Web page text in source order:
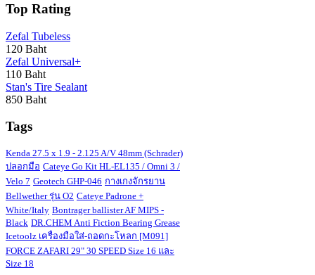
Top Rating
Zefal Tubeless
120 Baht
Zefal Universal+
110 Baht
Stan's Tire Sealant
850 Baht
Tags
Kenda 27.5 x 1.9 - 2.125 A/V 48mm (Schrader)
ปลอกมือ Cateye Go Kit HL-EL135 / Omni 3 /
Velo 7 Geotech GHP-046 กางเกงจักรยาน
Bellwether รุ่น O2 Cateye Padrone +
White/Italy Bontrager ballister AF MIPS -
Black DR.CHEM Anti Fiction Bearing Grease
Icetoolz เครื่องมือใส่-ถอดกะโหลก [M091]
FORCE ZAFARI 29" 30 SPEED Size 16 และ
Size 18